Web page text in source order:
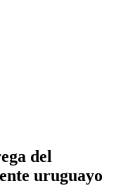
del
uruguayo